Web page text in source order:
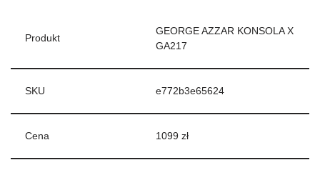
Produkt
GEORGE AZZAR KONSOLA X
GA217
SKU e772b3e65624
Cena 1099 zł